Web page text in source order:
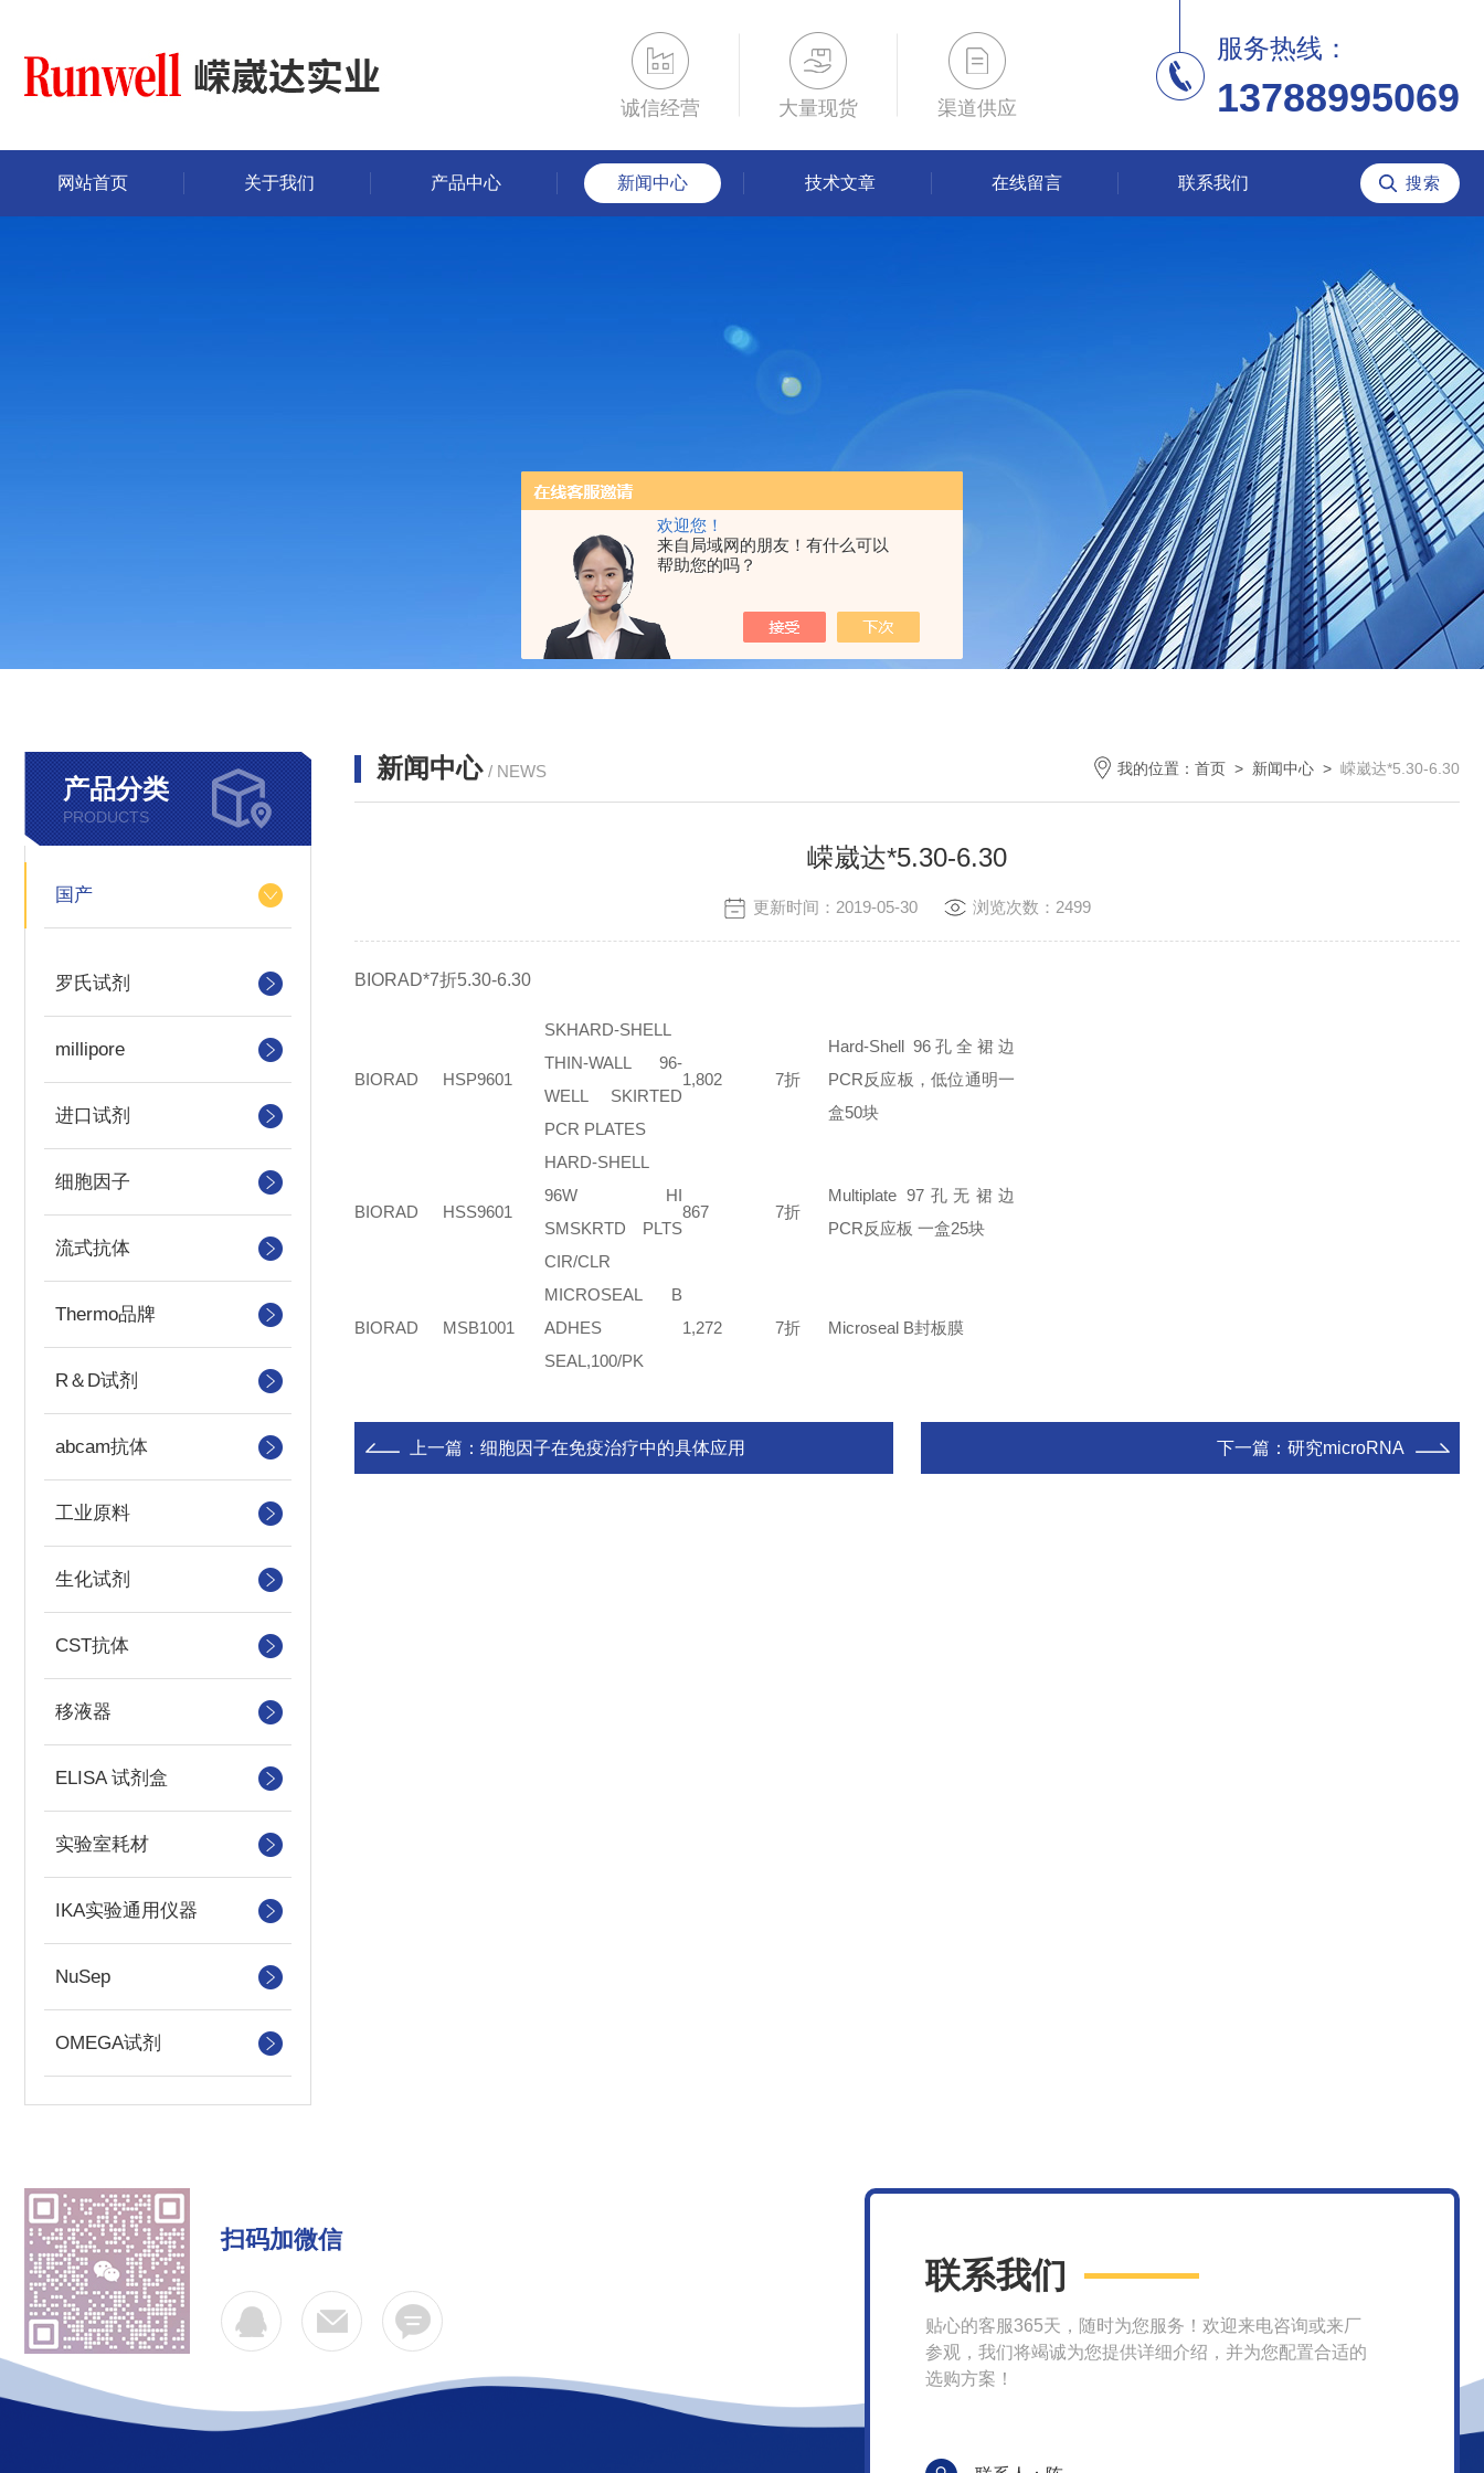
欢迎您！
来自局域网的朋友！有什么可以
帮助您的吗？
诚信经营 大量现货 渠道供应
服务热线：
13788995069
网站首页 关于我们 产品中心 新闻中心 技术文章 在线留言 联系我们
产品分类
PRODUCTS
国产
罗氏试剂
millipore
进口试剂
细胞因子
流式抗体
Thermo品牌
R＆D试剂
abcam抗体
工业原料
生化试剂
CST抗体
移液器
ELISA 试剂盒
实验室耗材
IKA实验通用仪器
NuSep
OMEGA试剂
新闻中心 / NEWS 我的位置： 首页 > 新闻中心 > 嵘崴达*5.30-6.30
嵘崴达*5.30-6.30
更新时间：2019-05-30 浏览次数：2499
BIORAD*7折5.30-6.30
BIORAD HSP9601
SKHARD-SHELL
THIN-WALL 96-
WELL SKIRTED
PCR PLATES
1,802 7折
Hard-Shell 96孔全裙边
PCR反应板，低位通明一
盒50块
BIORAD HSS9601
HARD-SHELL
96W HI
SMSKRTD PLTS
CIR/CLR
867 7折
Multiplate 97孔无裙边
PCR反应板 一盒25块
BIORAD MSB1001
MICROSEAL B
ADHES
SEAL,100/PK
1,272 7折 Microseal B封板膜
上一篇： 细胞因子在免疫治疗中的具体应用 下一篇： 研究microRNA
扫码加微信
联系我们
贴心的客服365天，随时为您服务！欢迎来电咨询或来厂
参观，我们将竭诚为您提供详细介绍，并为您配置合适的
选购方案！